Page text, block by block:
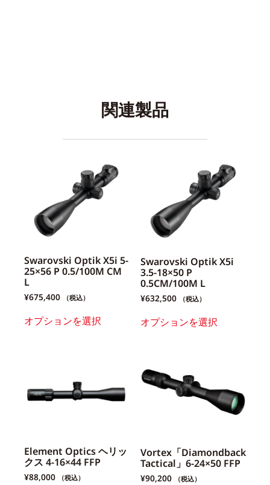
関連製品
Swarovski Optik X5i 5-
25×56 P 0.5/100M CM
L
¥675,400 （税込）
オプションを選択
Swarovski Optik X5i
3.5-18×50 P
0.5CM/100M L
¥632,500 （税込）
オプションを選択
Element Optics ヘリッ
クス 4-16×44 FFP
¥88,000 （税込）
Vortex「Diamondback
Tactical」6-24×50 FFP
¥90,200 （税込）